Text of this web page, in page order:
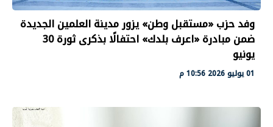
وفد حزب «مستقبل وطن» يزور مدينة العلمين الجديدة
ضمن مبادرة «اعرف بلدك» احتفالًا بذكرى ثورة 30
يونيو
01 يوليو 2026 10:56 م